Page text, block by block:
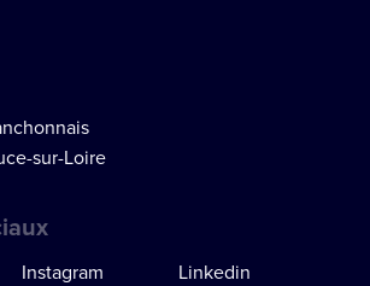
Instagram
Linkedin
sur-Loire